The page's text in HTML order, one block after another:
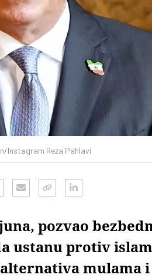
Instagram Reza Pahlavi
pozvao
ustanu protiv
mulama i